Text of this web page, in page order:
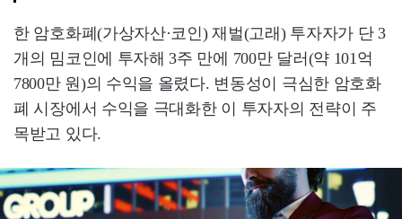
한 암호화폐(가상자산·코인) 재벌(고래) 투자자가 단 3
개의 밈코인에 투자해 3주 만에 700만 달러(약 101억
7800만 원)의 수익을 올렸다. 변동성이 극심한 암호화
폐 시장에서 수익을 극대화한 이 투자자의 전략이 주
목받고 있다.